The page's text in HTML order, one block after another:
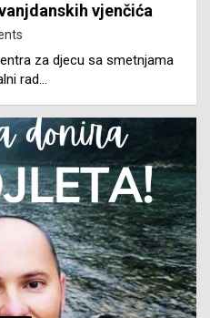
vjenčića
za djecu sa smetnjama
rad…